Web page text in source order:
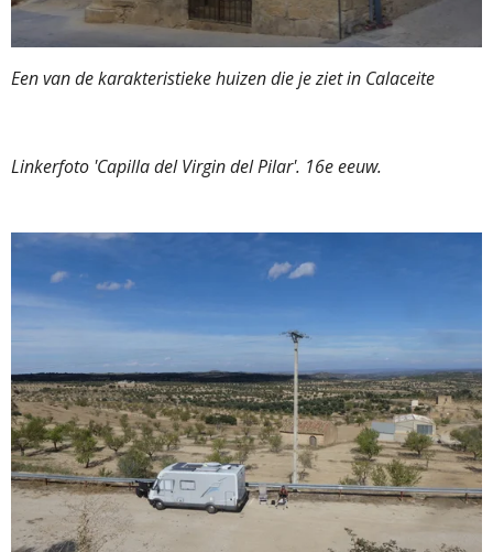
Een van de karakteristieke huizen die je ziet in Calaceite
Linkerfoto 'Capilla del Virgin del Pilar'. 16e eeuw.